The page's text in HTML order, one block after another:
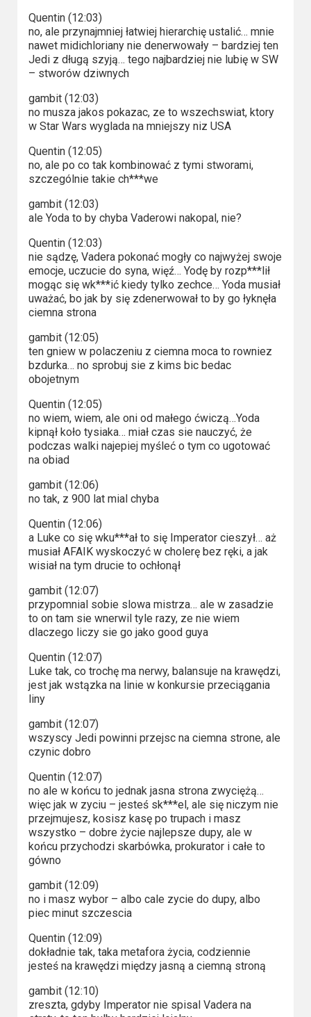
Quentin (12:03)
no, ale przynajmniej łatwiej hierarchię ustalić… mnie
nawet midichloriany nie denerwowały – bardziej ten
Jedi z długą szyją… tego najbardziej nie lubię w SW
– stworów dziwnych
gambit (12:03)
no musza jakos pokazac, ze to wszechswiat, ktory
w Star Wars wyglada na mniejszy niz USA
Quentin (12:05)
no, ale po co tak kombinować z tymi stworami,
szczególnie takie ch***we
gambit (12:03)
ale Yoda to by chyba Vaderowi nakopal, nie?
Quentin (12:03)
nie sądzę, Vadera pokonać mogły co najwyżej swoje
emocje, uczucie do syna, więź… Yodę by rozp***lił
mogąc się wk***ić kiedy tylko zechce… Yoda musiał
uważać, bo jak by się zdenerwował to by go łyknęła
ciemna strona
gambit (12:05)
ten gniew w polaczeniu z ciemna moca to rowniez
bzdurka… no sprobuj sie z kims bic bedac
obojetnym
Quentin (12:05)
no wiem, wiem, ale oni od małego ćwiczą…Yoda
kipnął koło tysiaka… miał czas sie nauczyć, że
podczas walki najepiej myśleć o tym co ugotować
na obiad
gambit (12:06)
no tak, z 900 lat mial chyba
Quentin (12:06)
a Luke co się wku***ał to się Imperator cieszył… aż
musiał AFAIK wyskoczyć w cholerę bez ręki, a jak
wisiał na tym drucie to ochłonął
gambit (12:07)
przypomnial sobie slowa mistrza… ale w zasadzie
to on tam sie wnerwil tyle razy, ze nie wiem
dlaczego liczy sie go jako good guya
Quentin (12:07)
Luke tak, co trochę ma nerwy, balansuje na krawędzi,
jest jak wstązka na linie w konkursie przeciągania
liny
gambit (12:07)
wszyscy Jedi powinni przejsc na ciemna strone, ale
czynic dobro
Quentin (12:07)
no ale w końcu to jednak jasna strona zwyciężą…
więc jak w zyciu – jesteś sk***el, ale się niczym nie
przejmujesz, kosisz kasę po trupach i masz
wszystko – dobre życie najlepsze dupy, ale w
końcu przychodzi skarbówka, prokurator i całe to
gówno
gambit (12:09)
no i masz wybor – albo cale zycie do dupy, albo
piec minut szczescia
Quentin (12:09)
dokładnie tak, taka metafora życia, codziennie
jesteś na krawędzi między jasną a ciemną stroną
gambit (12:10)
zreszta, gdyby Imperator nie spisal Vadera na